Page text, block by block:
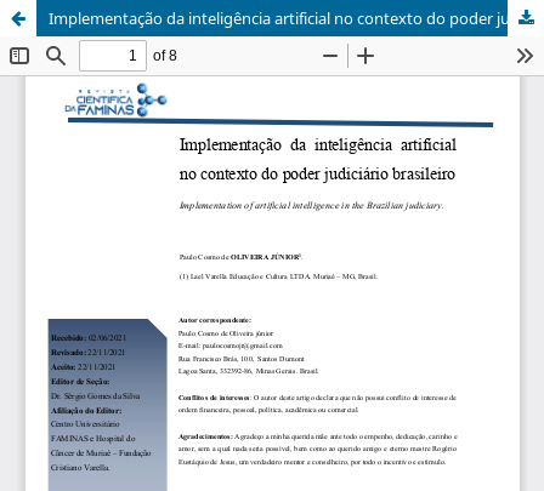
Implementação da inteligência artificial no contexto do poder judiciário brasileiro